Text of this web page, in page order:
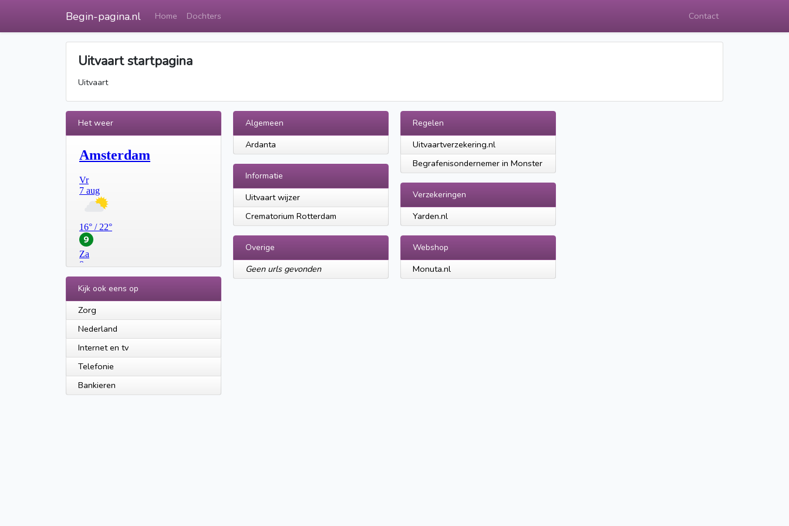
Begin-pagina.nl Home Dochters Contact
Uitvaart startpagina
Uitvaart
Het weer
Kijk ook eens op
Zorg
Nederland
Internet en tv
Telefonie
Bankieren
Algemeen
Ardanta
Informatie
Uitvaart wijzer
Crematorium Rotterdam
Overige
Geen urls gevonden
Regelen
Uitvaartverzekering.nl
Begrafenisondernemer in Monster
Verzekeringen
Yarden.nl
Webshop
Monuta.nl